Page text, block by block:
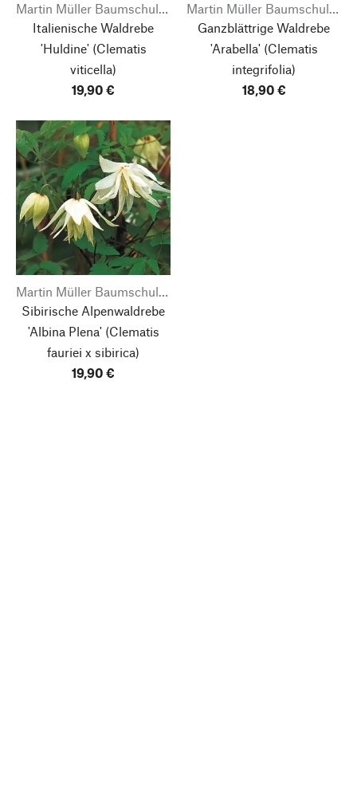
Martin Müller Baumschulen
Italienische Waldrebe
'Huldine'(Clematis
viticella)
19,90 €
Martin Müller Baumschulen
Ganzblättrige Waldrebe
'Arabella'(Clematis
integrifolia)
18,90 €
Martin Müller Baumschulen
Sibirische Alpenwaldrebe
'Albina Plena'(Clematis
fauriei x sibirica)
19,90 €